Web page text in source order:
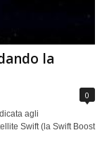
la
0
agli
Swift (la Swift Boost